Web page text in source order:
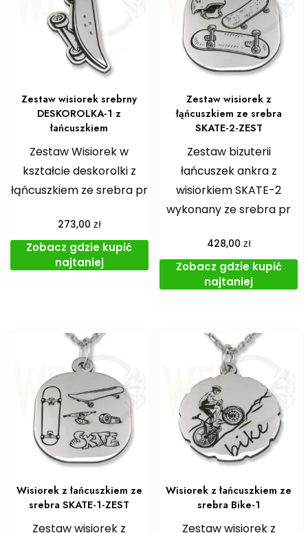
Zestaw wisiorek srebrny
DESKOROLKA-1 z
łańcuszkiem
Zestaw Wisiorek w
kształcie deskorolki z
łąńcuszkiem ze srebra pr
273,00 zł
Zobacz gdzie kupić
najtaniej
Zestaw wisiorek z
łąńcuszkiem ze srebra
SKATE-2-ZEST
Zestaw bizuterii
łańcuszek ankra z
wisiorkiem SKATE-2
wykonany ze srebra pr
428,00 zł
Zobacz gdzie kupić
najtaniej
Wisiorek z łańcuszkiem ze
srebra SKATE-1-ZEST
Zestaw wisiorek z
Wisiorek z łańcuszkiem ze
srebra Bike-1
Zestaw wisiorek z